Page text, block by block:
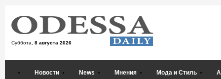
Суббота, 8 августа 2026
Новости News Мнения Мода и Стиль